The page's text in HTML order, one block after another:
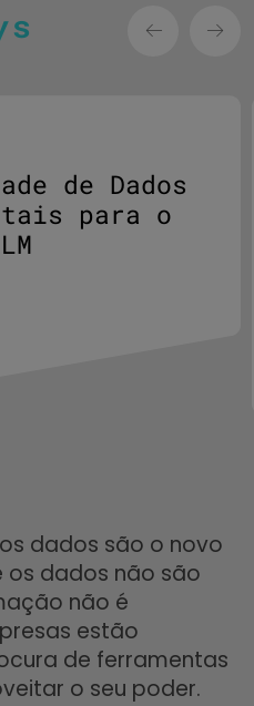
de Dados
para o
dados são o novo
os dados não são
não é
estão
de ferramentas
o seu poder.